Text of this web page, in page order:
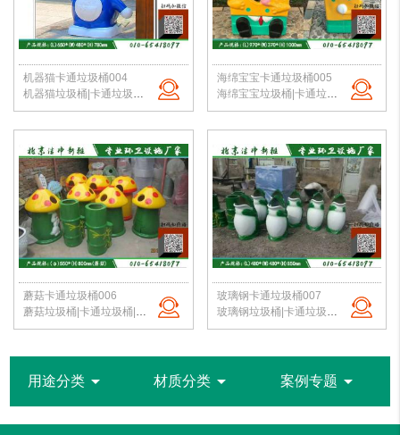
机器猫卡通垃圾桶004
机器猫垃圾桶|卡通垃圾桶|校园垃圾桶|幼儿园果皮箱|垃圾桶定制|北京洁净新雅
海绵宝宝卡通垃圾桶005
海绵宝宝垃圾桶|卡通垃圾桶|校园垃圾桶|幼儿园果皮箱|垃圾桶定制|北京洁净新雅
蘑菇卡通垃圾桶006
蘑菇垃圾桶|卡通垃圾桶|校园垃圾桶|幼儿园果皮箱|垃圾桶定制|北京洁净新雅
玻璃钢卡通垃圾桶007
玻璃钢垃圾桶|卡通垃圾桶|校园垃圾桶|幼儿园果皮箱|垃圾桶定制|北京洁净新雅
用途分类arrow_drop_down 材质分类 arrow_drop_down 案例专题 arrow_drop_down